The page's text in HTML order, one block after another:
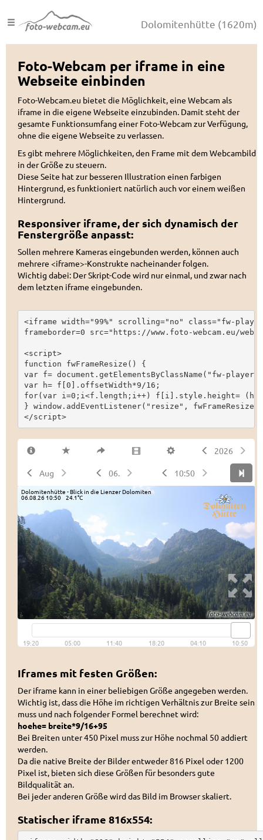
Dolomitenhütte (1620m)
Foto-Webcam per iframe in eine
Webseite einbinden
Foto-Webcam.eu bietet die Möglichkeit, eine Webcam als
iframe in die eigene Webseite einzubinden. Damit steht der
gesamte Funktionsumfang einer Foto-Webcam zur Verfügung,
ohne die eigene Webseite zu verlassen.
Es gibt mehrere Möglichkeiten, den Frame mit dem Webcambild
in der Größe zu steuern.
Diese Seite hat zur besseren Illustration einen farbigen
Hintergrund, es funktioniert natürlich auch vor einem weißen
Hintergrund.
Responsiver iframe, der sich dynamisch der
Fenstergröße anpasst:
Sollen mehrere Kameras eingebunden werden, können auch
mehrere <iframe>-Konstrukte nacheinander folgen.
Wichtig dabei: Der Skript-Code wird nur einmal, und zwar nach
dem letzten iframe eingebunden.
<iframe width="99%" scrolling="no" class="fw-
frameborder=0 src="https://www.foto-webcam.eu/
<script>
function fwFrameResize() {
var f= document.getElementsByClassName("fw-
var h= f[0].offsetWidth*9/16;
for(var i=0;i<f.length;i++) f[i].style.height=
} window.addEventListener("resize",
</script>
Iframes mit festen Größen:
Der iframe kann in einer beliebigen Größe angegeben werden.
Wichtig ist, dass die Höhe im richtigen Verhältnis zur Breite sein
muss und nach folgender Formel berechnet wird:
hoehe= breite*9/16+95
Bei Breiten unter 450 Pixel muss zur Höhe nochmal 50 addiert
werden.
Da die native Breite der Bilder entweder 816 Pixel oder 1200
Pixel ist, bieten sich diese Größen für besonders gute
Bildqualität an.
Bei jeder anderen Größe wird das Bild im Browser skaliert.
Statischer iframe 816x554: